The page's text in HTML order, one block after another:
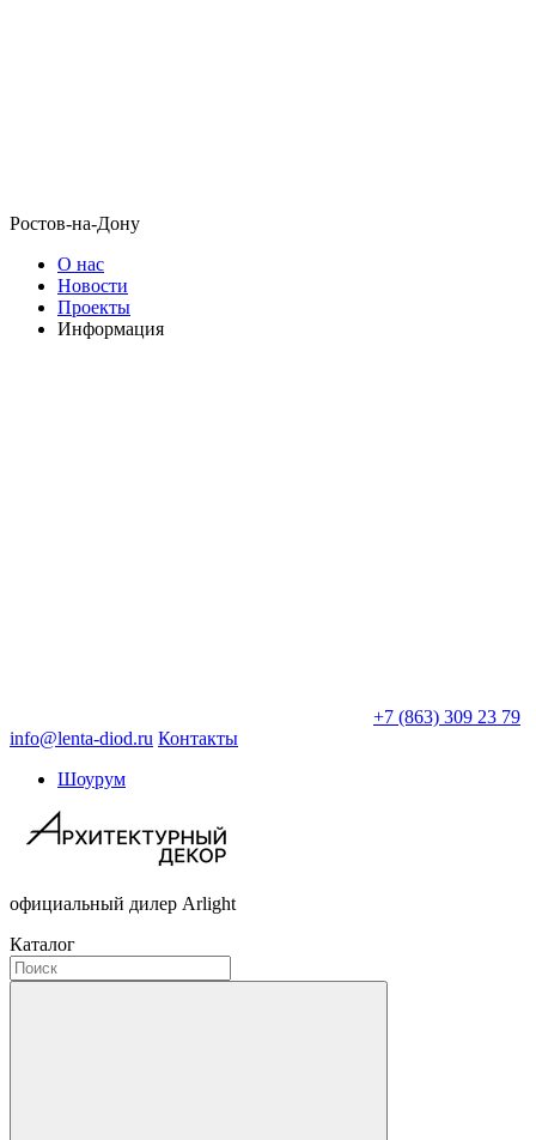
Ростов-на-Дону
О нас
Новости
Проекты
Информация
+7 (863) 309 23 79
info@lenta-diod.ru Контакты
Шоурум
официальный дилер Arlight
Каталог